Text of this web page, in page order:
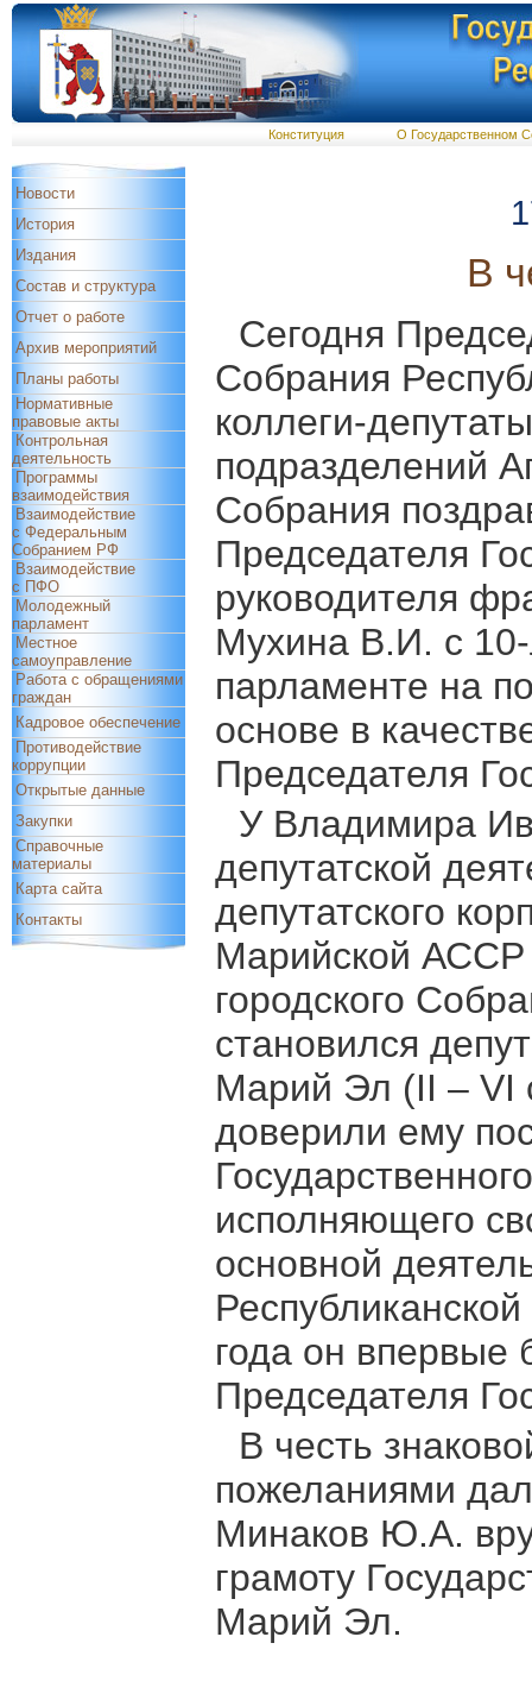
Конституция О Государственном
Новости
История
Издания
Состав и структура
Отчет о работе
Архив мероприятий
Планы работы
Нормативные
правовые акты
Контрольная
деятельность
Программы
взаимодействия
Взаимодействие
с Федеральным
Собранием РФ
Взаимодействие
с ПФО
Молодежный
парламент
Местное
самоуправление
Работа с обращениями
граждан
Кадровое обеспечение
Противодействие
коррупции
Открытые данные
Закупки
Справочные
материалы
Карта сайта
Контакты
В
Сегодня
Собрания
коллеги-
подразделений
Собрания
Председателя
руководителя
Мухина В.И. с
парламенте на
основе в
Председателя
У Владимира
депутатской
депутатского
Марийской АССР
городского
становился
Марий Эл (II – VI
доверили ему
исполняющего
основной
года он
Председателя
В честь
пожеланиями
Минаков Ю.А.
грамоту
Марий Эл.